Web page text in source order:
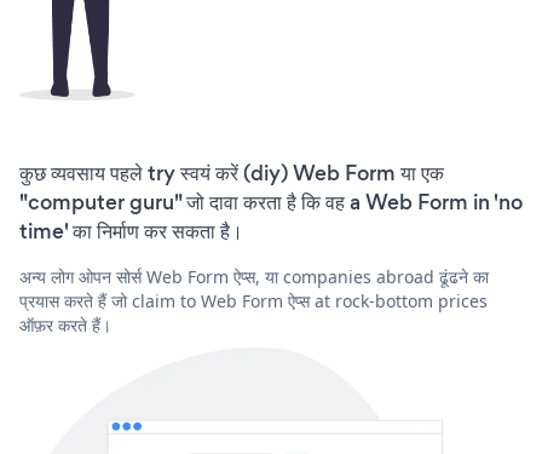
कुछ व्यवसाय पहले try स्वयं करें (diy) Web Form या एक
"computer guru" जो दावा करता है कि वह a Web Form in 'no
time' का निर्माण कर सकता है।
अन्य लोग ओपन सोर्स Web Form ऐप्स, या companies abroad ढूंढने का
प्रयास करते हैं जो claim to Web Form ऐप्स at rock-bottom prices
ऑफ़र करते हैं।